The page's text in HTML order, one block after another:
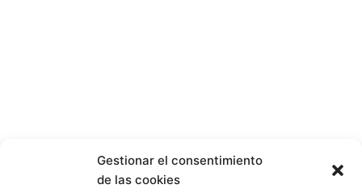
Gestionar el consentimiento
de las cookies